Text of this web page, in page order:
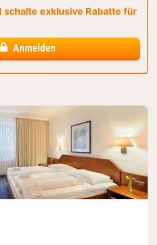
exklusive Rabatte für
Anmelden